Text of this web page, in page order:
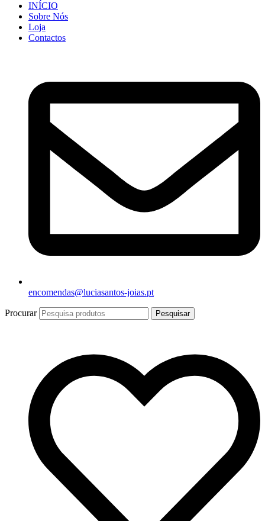
INÍCIO
Sobre Nós
Loja
Contactos
encomendas@luciasantos-joias.pt
Procurar Pesquisar